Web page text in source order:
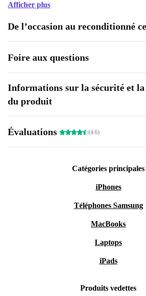
Afficher plus
De l’occasion au reconditionné
Foire aux questions
Informations sur la sécurité et
du produit
Évaluations (4.6)
Catégories principales
iPhones
Téléphones Samsung
MacBooks
Laptops
iPads
Produits vedettes